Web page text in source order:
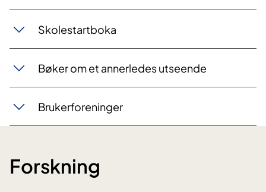
Skolestartboka
Bøker om et annerledes utseende
Brukerforeninger
Forskning